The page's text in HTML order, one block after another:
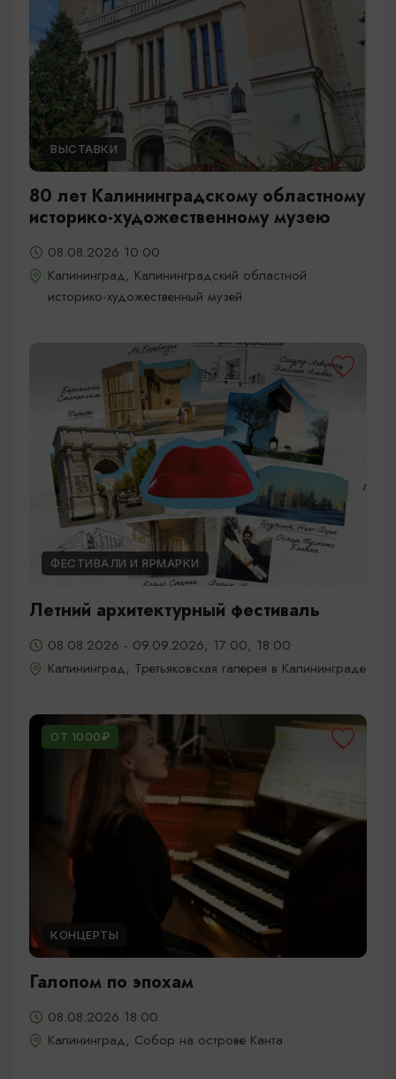
ВЫСТАВКИ
80 лет Калининградскому областному
историко-художественному музею
08.08.2026 10:00
Калининград, Калининградский областной
историко-художественный музей
ФЕСТИВАЛИ И ЯРМАРКИ
Летний архитектурный фестиваль
08.08.2026 - 09.09.2026, 17:00, 18:00
Калининград, Третьяковская галерея в Калининграде
ОТ 1000₽
КОНЦЕРТЫ
Галопом по эпохам
08.08.2026 18:00
Калининград, Собор на острове Канта